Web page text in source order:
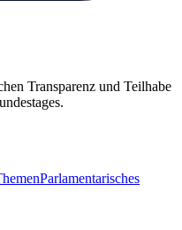
Transparenz und Teilhabe
Parlamentarisches